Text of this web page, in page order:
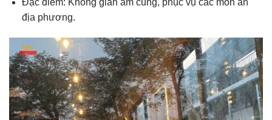
địa phương.